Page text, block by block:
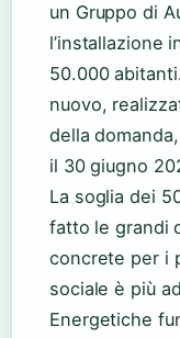
un Gruppo di
l’installazione
50.000
nuovo,
della
il 30 giugno
La soglia dei
fatto le grandi
concrete per i
sociale è più
Energetiche